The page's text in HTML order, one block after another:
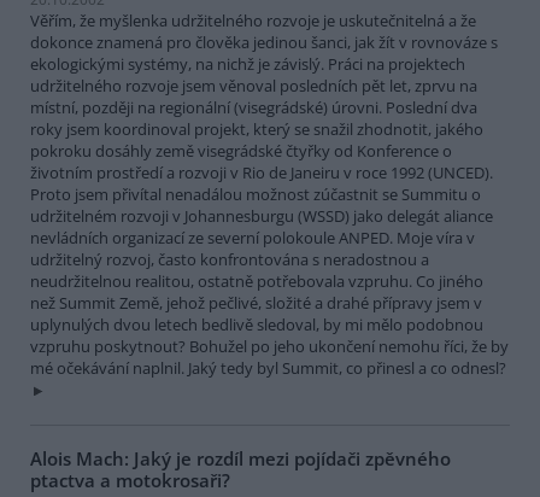
Věřím, že myšlenka udržitelného rozvoje je uskutečnitelná a že
dokonce znamená pro člověka jedinou šanci, jak žít v rovnováze s
ekologickými systémy, na nichž je závislý. Práci na projektech
udržitelného rozvoje jsem věnoval posledních pět let, zprvu na
místní, později na regionální (visegrádské) úrovni. Poslední dva
roky jsem koordinoval projekt, který se snažil zhodnotit, jakého
pokroku dosáhly země visegrádské čtyřky od Konference o
životním prostředí a rozvoji v Rio de Janeiru v roce 1992 (UNCED).
Proto jsem přivítal nenadálou možnost zúčastnit se Summitu o
udržitelném rozvoji v Johannesburgu (WSSD) jako delegát aliance
nevládních organizací ze severní polokoule ANPED. Moje víra v
udržitelný rozvoj, často konfrontována s neradostnou a
neudržitelnou realitou, ostatně potřebovala vzpruhu. Co jiného
než Summit Země, jehož pečlivé, složité a drahé přípravy jsem v
uplynulých dvou letech bedlivě sledoval, by mi mělo podobnou
vzpruhu poskytnout? Bohužel po jeho ukončení nemohu říci, že by
mé očekávání naplnil. Jaký tedy byl Summit, co přinesl a co odnesl?
Alois Mach: Jaký je rozdíl mezi pojídači zpěvného
ptactva a motokrosaři?